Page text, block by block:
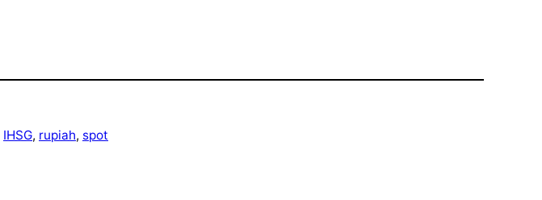
IHSG, rupiah, spot